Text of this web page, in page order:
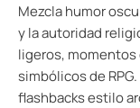
Mezcla humor
y la autoridad
ligeros,
simbólicos de
flashbacks estilo